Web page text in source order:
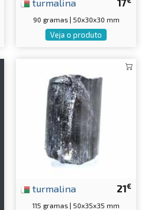
17
turmalina
90 gramas | 50x30x30 mm
Veja o produto
21€
turmalina
115 gramas | 50x35x35 mm